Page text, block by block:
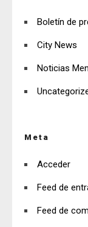
Boletín de
City News
Noticias
Meta
Acceder
Feed de
Feed de